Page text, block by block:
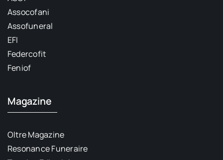
Assocofani
Assofuneral
EFI
Federcofit
Feniof
Magazine
Oltre Magazine
Resonance Funeraire